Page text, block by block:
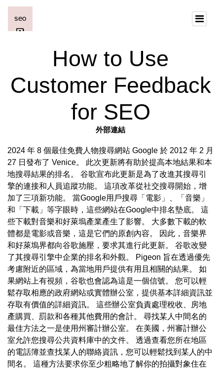
How to Use
Customer Feedback
for SEO
外部連結
2024 年 8 個最佳免費人物搜尋網站 Google 於 2012 年 2 月
27 日發布了 Venice。 此次更新將有助於提高本地結果和本
地搜尋結果的排名。 谷歌宣布此更新是為了改進其搜尋引
擎的連接和人員追蹤功能。 這項改革從社交搜尋開始，增
加了三項新功能。 當Google用戶搜尋「電影」、「音樂」
和「下載」等字眼時，這些網站在Google中排名墊底。 這
些下載對音樂和好萊塢產業產生了影響。 大多數下載的軟
體都是電影或音樂，這是它們的原創內容。 因此，音樂界
和好萊塢界都向谷歌施壓，要求其進行此更新。 谷歌改變
了其搜尋引擎中企業的排名和外觀。 Pigeon 旨在透過優先
考慮附近的區域，為當地用戶提供有用且相關的結果。 如
果網站上有視頻，谷歌也會認為這是一個信號。 您可以輕
鬆存取相應的政府網站或實體辦公室，提供基本詳細資訊並
存取有價值的詳細資訊。 這些辦公室負責處理稅收、房地
產購買、罰款和各種其他費用的會計。 尋找某人中間名的
最佳方法之一是使用州審計辦公室。 在美國，州審計辦公
室允許您搜尋公共資料庫中的文件。 透過查看您所在地區
的電話簿並查找某人的聯絡資訊，您可以輕鬆找到某人的中
間名。 這種方法要求你至少粗略地了解你的拍攝對象住在